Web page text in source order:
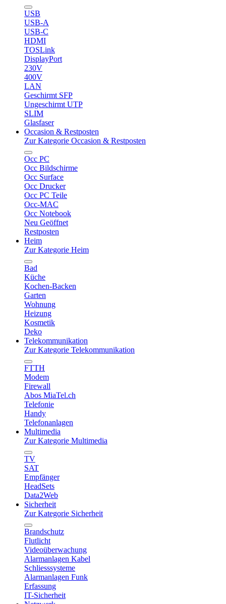
USB
USB-A
USB-C
HDMI
TOSLink
DisplayPort
230V
400V
LAN
Geschirmt SFP
Ungeschirmt UTP
SLIM
Glasfaser
Occasion & Restposten
Zur Kategorie Occasion & Restposten
Occ PC
Occ Bildschirme
Occ Surface
Occ Drucker
Occ PC Teile
Occ-MAC
Occ Notebook
Neu Geöffnet
Restposten
Heim
Zur Kategorie Heim
Bad
Küche
Kochen-Backen
Garten
Wohnung
Heizung
Kosmetik
Deko
Telekommunikation
Zur Kategorie Telekommunikation
FTTH
Modem
Firewall
Abos MiaTel.ch
Telefonie
Handy
Telefonanlagen
Multimedia
Zur Kategorie Multimedia
TV
SAT
Empfänger
HeadSets
Data2Web
Sicherheit
Zur Kategorie Sicherheit
Brandschutz
Flutlicht
Videoüberwachung
Alarmanlagen Kabel
Schliesssysteme
Alarmanlagen Funk
Erfassung
IT-Sicherheit